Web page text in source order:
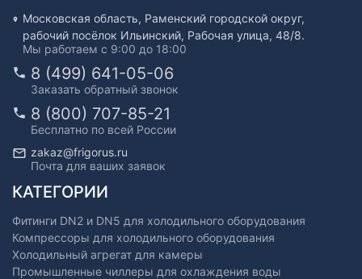
Московская область, Раменский городской округ,
рабочий посёлок Ильинский, Рабочая улица, 48/8.
Мы работаем с 9:00 до 18:00
8 (499) 641-05-06
Заказать обратный звонок
8 (800) 707-85-21
Бесплатно по всей России
zakaz@frigorus.ru
Почта для ваших заявок
КАТЕГОРИИ
Фитинги DN2 и DN5 для холодильного оборудования
Компрессоры для холодильного оборудования
Холодильный агрегат для камеры
Промышленные чиллеры для охлаждения воды